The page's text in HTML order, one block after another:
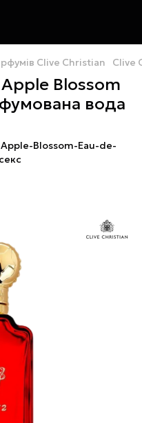
Clive Christian Clive
Blossom
вода
Blossom-Eau-de-